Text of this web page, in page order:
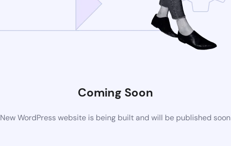
Coming Soon
New WordPress website is being built and will be published soon